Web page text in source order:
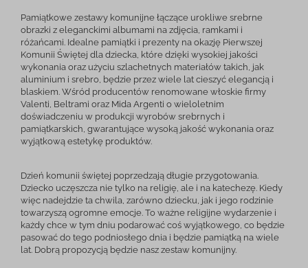
Pamiątkowe zestawy komunijne łączące urokliwe srebrne
obrazki z eleganckimi albumami na zdjęcia, ramkami i
różańcami. Idealne pamiątki i prezenty na okazję Pierwszej
Komunii Świętej dla dziecka, które dzięki wysokiej jakości
wykonania oraz użyciu szlachetnych materiałów takich, jak
aluminium i srebro, będzie przez wiele lat cieszyć elegancją i
blaskiem. Wśród producentów renomowane włoskie firmy
Valenti, Beltrami oraz Mida Argenti o wieloletnim
doświadczeniu w produkcji wyrobów srebrnych i
pamiątkarskich, gwarantujące wysoką jakość wykonania oraz
wyjątkową estetykę produktów.
Dzień komunii świętej poprzedzają długie przygotowania.
Dziecko uczęszcza nie tylko na religię, ale i na katechezę. Kiedy
więc nadejdzie ta chwila, zarówno dziecku, jak i jego rodzinie
towarzyszą ogromne emocje. To ważne religijne wydarzenie i
każdy chce w tym dniu podarować coś wyjątkowego, co będzie
pasować do tego podniosłego dnia i będzie pamiątką na wiele
lat. Dobrą propozycją będzie nasz zestaw komunijny.